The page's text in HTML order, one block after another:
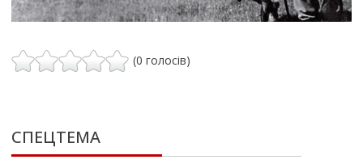
(0 голосів)
СПЕЦТЕМА